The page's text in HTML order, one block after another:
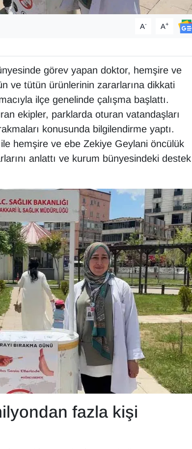
A- A+
görev yapan doktor, hemşire ve
ve tütün ürünlerinin zararlarına dikkati
ilçe genelinde çalışma başlattı.
ekipler, parklarda oturan vatandaşları
konusunda bilgilendirme yaptı.
hemşire ve ebe Zekiye Geylani öncülük
anlattı ve kurum bünyesindeki destek
fazla kişi